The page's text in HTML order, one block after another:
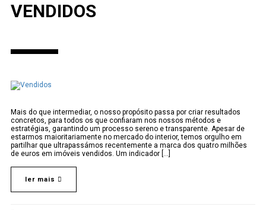
VENDIDOS
Mais do que intermediar, o nosso propósito passa por criar resultados
concretos, para todos os que confiaram nos nossos métodos e
estratégias, garantindo um processo sereno e transparente. Apesar de
estarmos maioritariamente no mercado do interior, temos orgulho em
partilhar que ultrapassámos recentemente a marca dos quatro milhões
de euros em imóveis vendidos. Um indicador [...]
ler mais